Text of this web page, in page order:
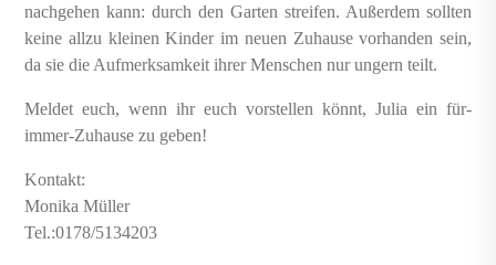
nachgehen kann: durch den Garten streifen. Außerdem sollten
keine allzu kleinen Kinder im neuen Zuhause vorhanden sein,
da sie die Aufmerksamkeit ihrer Menschen nur ungern teilt.
Meldet euch, wenn ihr euch vorstellen könnt, Julia ein für-
immer-Zuhause zu geben!
Kontakt:
Monika Müller
Tel.:0178/5134203